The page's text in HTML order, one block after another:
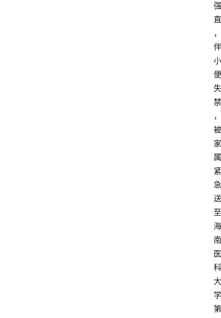
强
直
，
伴
小
便
失
禁
，
被
家
属
紧
急
送
至
海
南
医
科
大
学
第